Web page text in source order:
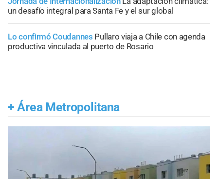
un desafío integral para Santa Fe y el sur global
Lo confirmó Coudannes Pullaro viaja a Chile con agenda
productiva vinculada al puerto de Rosario
+ Área Metropolitana